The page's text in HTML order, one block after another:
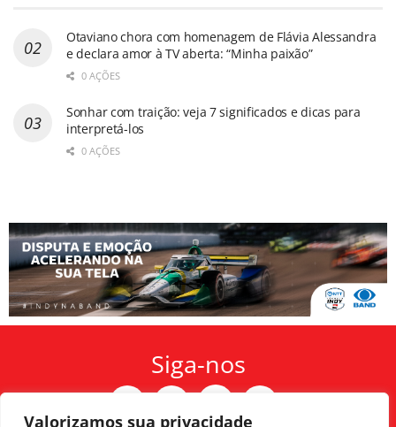
Valorizamos sua privacidade
Otaviano chora com homenagem de Flávia Alessandra
e declara amor à TV aberta: “Minha paixão”
0 AÇÕES
Sonhar com traição: veja 7 significados e dicas para
interpretá-los
0 AÇÕES
Siga-nos